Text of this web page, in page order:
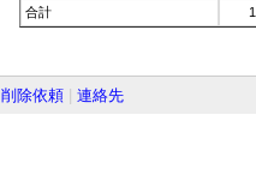
合計
削除依頼 連絡先